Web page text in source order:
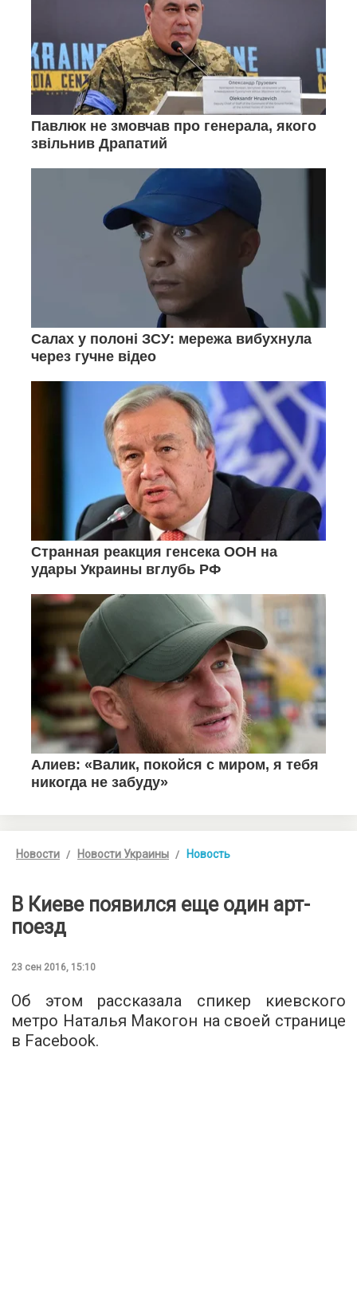
Новости Новости Украины Новость
В Киеве появился еще один арт-
поезд
23 сен 2016, 15:10
Об этом рассказала спикер киевского
метро Наталья Макогон на своей странице
в Facebook.